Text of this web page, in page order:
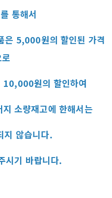
통해서
은 5,000원의 할인된 가격
10,000원의 할인하여
소량재고에 한해서는
지 않습니다.
시기 바랍니다.